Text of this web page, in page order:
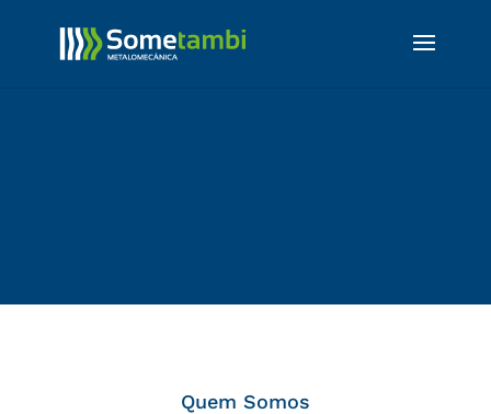
Quem Somos